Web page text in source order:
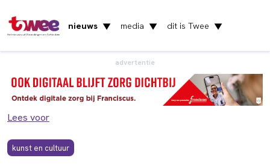
Het nieuws uit Vlaardingen en Schiedam
nieuws ▼ media ▼ dit is Twee ▼
advertentie
Lees voor
kunst en cultuur